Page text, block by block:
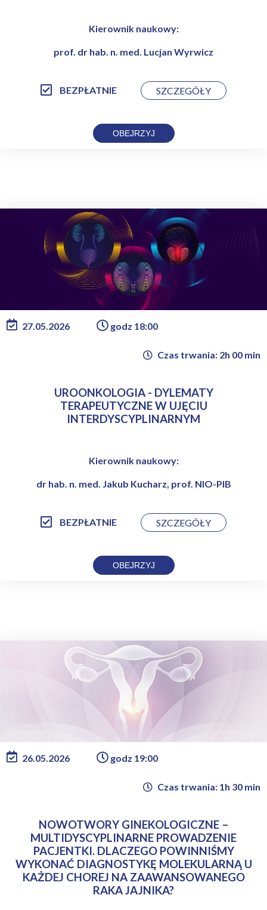
Kierownik naukowy:
prof. dr hab. n. med. Lucjan Wyrwicz
BEZPŁATNIE SZCZEGÓŁY
OBEJRZYJ
27.05.2026 godz 18:00
Czas trwania: 2h 00 min
UROONKOLOGIA - DYLEMATY
TERAPEUTYCZNE W UJĘCIU
INTERDYSCYPLINARNYM
Kierownik naukowy:
dr hab. n. med. Jakub Kucharz, prof. NIO-PIB
BEZPŁATNIE SZCZEGÓŁY
OBEJRZYJ
26.05.2026 godz 19:00
Czas trwania: 1h 30 min
NOWOTWORY GINEKOLOGICZNE –
MULTIDYSCYPLINARNE PROWADZENIE
PACJENTKI. DLACZEGO POWINNIŚMY
WYKONAĆ DIAGNOSTYKĘ MOLEKULARNĄ U
KAŻDEJ CHOREJ NA ZAAWANSOWANEGO
RAKA JAJNIKA?